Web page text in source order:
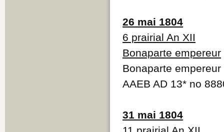
26 mai 1804
6 prairial An XII
Bonaparte empereur
Bonaparte empereur
AAEB AD 13* no
31 mai 1804